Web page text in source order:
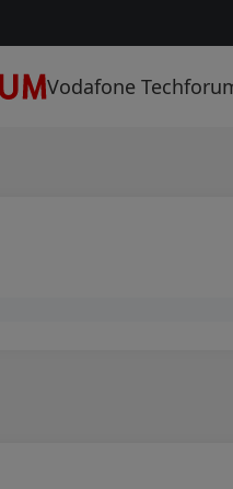
Vodafone